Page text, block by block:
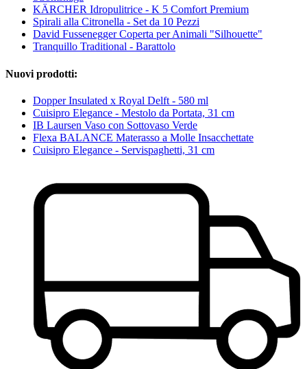
KÄRCHER Idropulitrice - K 5 Comfort Premium
Spirali alla Citronella - Set da 10 Pezzi
David Fussenegger Coperta per Animali "Silhouette"
Tranquillo Traditional - Barattolo
Nuovi prodotti:
Dopper Insulated x Royal Delft - 580 ml
Cuisipro Elegance - Mestolo da Portata, 31 cm
IB Laursen Vaso con Sottovaso Verde
Flexa BALANCE Materasso a Molle Insacchettate
Cuisipro Elegance - Servispaghetti, 31 cm